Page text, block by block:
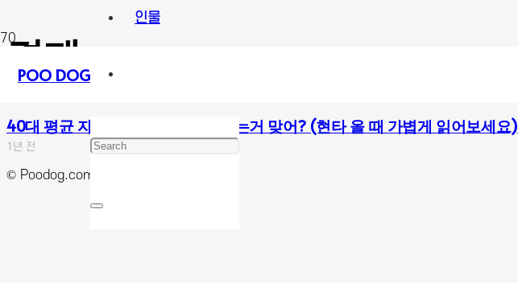
POO DOG
인물
경제
40대 평균 자산, 나 진짜 잘 살고 있는거 맞어? (현타 올 때 가볍게 읽어보세요)
1년 전
© Poodog.com